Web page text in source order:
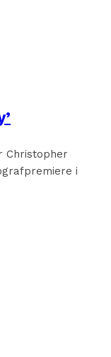
Christopher
i